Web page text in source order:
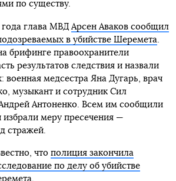
по существу.
года глава МВДАрсен Аваков сообщил
в убийстве Шеремета.
брифинге правоохранители
результатов следствия и назвали
военная медсестра Яна Дугарь, врач
музыкант и сотрудник Сил
Антоненко. Всем им сообщили
избрали меру пресечения —
стражей.
что полиция закончила
по делу об убийстве
.